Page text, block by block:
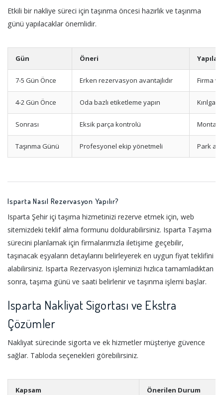
Etkili bir nakliye süreci için taşınma öncesi hazırlık ve taşınma
günü yapılacaklar önemlidir.
Gün Öneri
7-5 Gün Önce Erken rezervasyon avantajlıdır Firma
4-2 Gün Önce Oda bazlı etiketleme yapın
Sonrası Eksik parça kontrolü Montaj
Taşınma Günü Profesyonel ekip yönetmeli Park
Isparta Nasıl Rezervasyon Yapılır?
Isparta Şehir içi taşıma hizmetinizi rezerve etmek için, web
sitemizdeki teklif alma formunu doldurabilirsiniz. Isparta Taşıma
sürecini planlamak için firmalarımızla iletişime geçebilir,
taşınacak eşyaların detaylarını belirleyerek en uygun fiyat teklifini
alabilirsiniz. Isparta Rezervasyon işleminizi hızlıca tamamladıktan
sonra, taşıma günü ve saati belirlenir ve taşınma işlemi başlar.
Isparta Nakliyat Sigortası ve Ekstra
Çözümler
Nakliyat sürecinde sigorta ve ek hizmetler müşteriye güvence
sağlar. Tabloda seçenekleri görebilirsiniz.
Kapsam Önerilen Durum